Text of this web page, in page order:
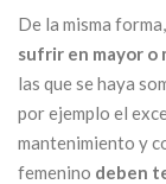
De la misma forma,
sufrir en mayor o
las que se haya
por ejemplo el
mantenimiento y
femenino deben